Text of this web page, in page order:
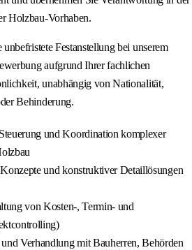
Holzbau-Vorhaben.
Festanstellung bei unserem
aufgrund Ihrer fachlichen
unabhängig von Nationalität,
Behinderung.
und Koordination komplexer
und konstruktiver Detaillösungen
von Kosten-, Termin- und
Verhandlung mit Bauherren, Behörden